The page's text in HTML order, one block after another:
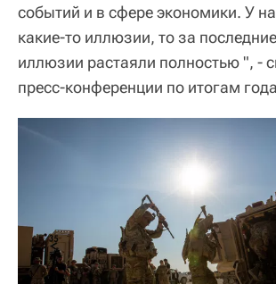
событий и в сфере экономики. У
какие-то иллюзии, то за
иллюзии растаяли полностью ", -
пресс-конференции по итогам